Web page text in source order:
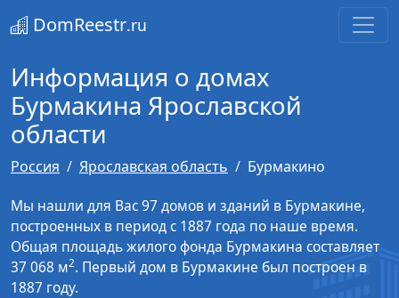
DomReestr.ru
Информация о домах
Бурмакина Ярославской
области
Россия Ярославская область
Бурмакино
Мы нашли для Вас 97 домов и зданий в Бурмакине,
построенных в период с 1887 года по наше время.
Общая площадь жилого фонда Бурмакина составляет
37 068 м2. Первый дом в Бурмакине был построен в
1887 году.